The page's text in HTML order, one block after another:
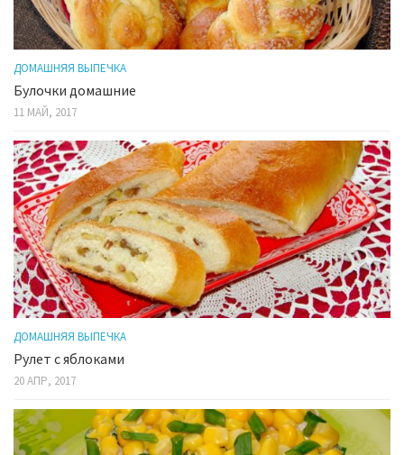
ДОМАШНЯЯ ВЫПЕЧКА
Булочки домашние
11 МАЙ, 2017
ДОМАШНЯЯ ВЫПЕЧКА
Рулет с яблоками
20 АПР, 2017